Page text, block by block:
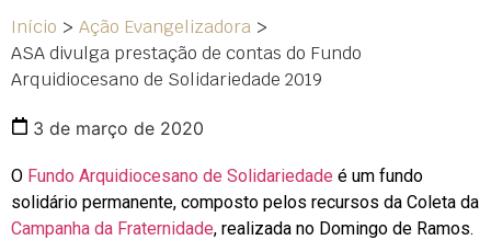
Início > Ação Evangelizadora >
ASA divulga prestação de contas do Fundo
Arquidiocesano de Solidariedade 2019
3 de março de 2020
O Fundo Arquidiocesano de Solidariedade é um fundo
solidário permanente, composto pelos recursos da Coleta da
Campanha da Fraternidade, realizada no Domingo de Ramos.